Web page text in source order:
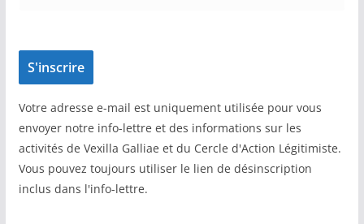
Votre adresse e-mail est uniquement utilisée pour vous
envoyer notre info-lettre et des informations sur les
activités de Vexilla Galliae et du Cercle d'Action Légitimiste.
Vous pouvez toujours utiliser le lien de désinscription
inclus dans l'info-lettre.